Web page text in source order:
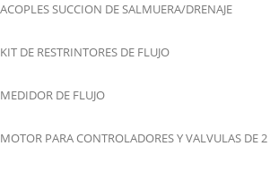
ACOPLES SUCCION DE SALMUERA/DRENAJE
KIT DE RESTRINTORES DE FLUJO
MEDIDOR DE FLUJO
MOTOR PARA CONTROLADORES Y VALVULAS DE